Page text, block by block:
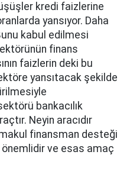
kredi faizlerine
yansıyor. Daha
kabul edilmesi
finans
faizlerin deki bu
yansıtacak şekilde
bankacılık
Neyin aracıdır
finansman desteği
önemlidir ve esas amaç